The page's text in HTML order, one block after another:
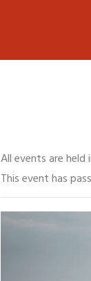
All events are held
This event has